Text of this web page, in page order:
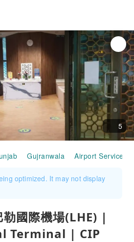
5
Gujranwala Airport Services
optimized. It may not display
勒國際機場(LHE) |
Terminal | CIP